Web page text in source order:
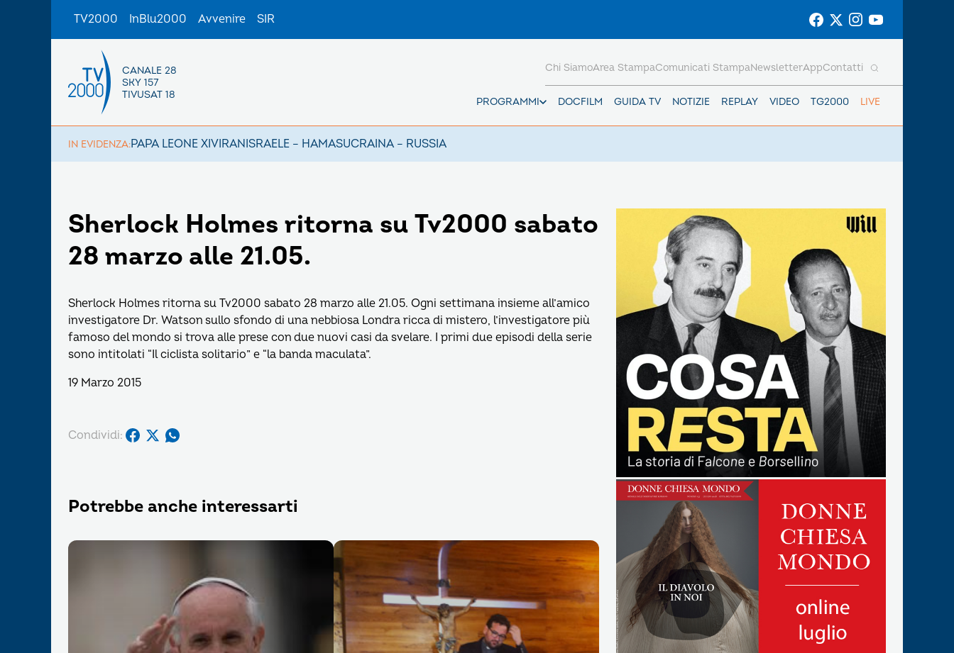
TV2000 InBlu2000 Avvenire SIR
CANALE 28
SKY 157
TIVUSAT 18
PROGRAMMI DOCFILM GUIDA TV NOTIZIE REPLAY VIDEO TG2000 LIVE
Chi SiamoArea StampaComunicati StampaNewsletterAppContatti
IN EVIDENZA:PAPA LEONE XIVIRANISRAELE – HAMASUCRAINA – RUSSIA
Sherlock Holmes ritorna su Tv2000 sabato
28 marzo alle 21.05.
Sherlock Holmes ritorna su Tv2000 sabato 28 marzo alle 21.05. Ogni settimana insieme all’amico
investigatore Dr. Watson sullo sfondo di una nebbiosa Londra ricca di mistero, l’investigatore più
famoso del mondo si trova alle prese con due nuovi casi da svelare. I primi due episodi della serie
sono intitolati “Il ciclista solitario” e “la banda maculata”.
19 Marzo 2015
Condividi:
Potrebbe anche interessarti